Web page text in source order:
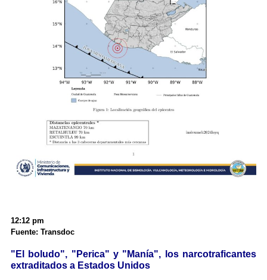
12:12 pm
Fuente: Transdoc
"El boludo", "Perica" y "Manía", los narcotraficantes
extraditados a Estados Unidos